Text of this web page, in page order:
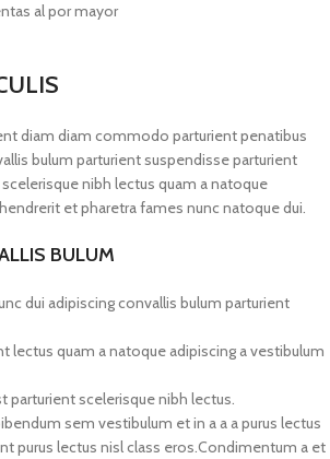
al por mayor
diam diam commodo parturient penatibus
bulum parturient suspendisse parturient
nibh lectus quam a natoque
et pharetra fames nunc natoque dui.
BULUM
dui adipiscing convallis bulum parturient
lectus quam a natoque adipiscing a vestibulum
parturient scelerisque nibh lectus.
sem vestibulum et in a a a purus lectus
purus lectus nisl class eros.Condimentum a et